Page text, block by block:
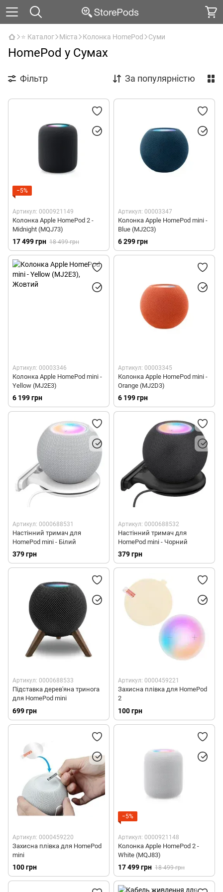
⭐ Каталог Міста Колонка HomePod Суми
HomePod у Сумах
Фільтр За популярністю
−5%
Артикул: 0000921149
Колонка Apple HomePod 2 -
Midnight (MQJ73)
17 499 грн 18 499 грн
Артикул: 00003347
Колонка Apple HomePod mini -
Blue (MJ2C3)
6 299 грн
Артикул: 00003346
Колонка Apple HomePod mini -
Yellow (MJ2E3)
6 199 грн
Артикул: 00003345
Колонка Apple HomePod mini -
Orange (MJ2D3)
6 199 грн
Артикул: 0000688531
Настінний тримач для
HomePod mini - Білий
379 грн
Артикул: 0000688532
Настінний тримач для
HomePod mini - Чорний
379 грн
Артикул: 0000688533
Підставка дерев'яна тринога
для HomePod mini
699 грн
Артикул: 0000459221
Захисна плівка для HomePod
2
100 грн
Артикул: 0000459220
Захисна плівка для HomePod
mini
100 грн
−5%
Артикул: 0000921148
Колонка Apple HomePod 2 -
White (MQJ83)
17 499 грн 18 499 грн